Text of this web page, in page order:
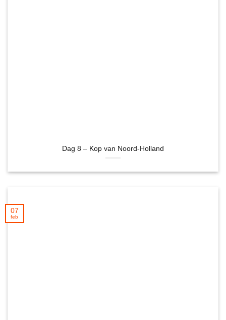
Dag 8 – Kop van Noord-Holland
07
feb